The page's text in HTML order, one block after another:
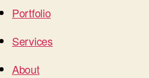
Portfolio
Services
About